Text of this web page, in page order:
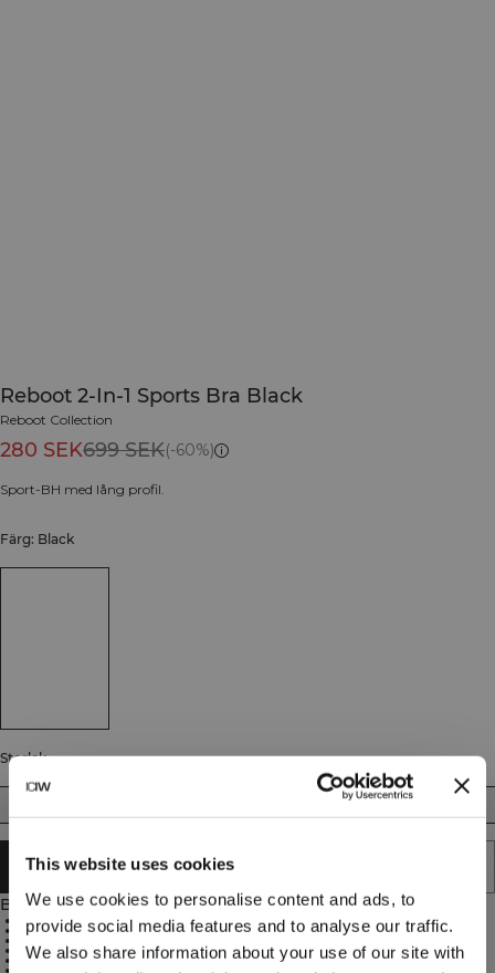
This website uses cookies
We use cookies to personalise content and ads, to
provide social media features and to analyse our traffic.
We also share information about your use of our site with
Reboot 2-In-1 Sports Bra Black
Reboot Collection
280 SEK699 SEK(-60%)
Sport-BH med lång profil.
Färg: Black
Storlek
XL
SLUTSÅLD - MEDDELA MIG
Beskrivning
75% Nylon, 25% Spandex
Inbyggd bh med medium support
Breda, bekväma axelband
Uttagbara inlägg
Kroppsnära passform